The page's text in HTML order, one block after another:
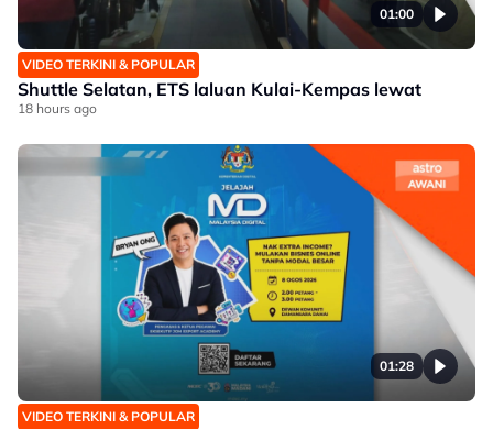
01:00
VIDEO TERKINI & POPULAR
Shuttle Selatan, ETS laluan Kulai-Kempas lewat
18 hours ago
01:28
VIDEO TERKINI & POPULAR